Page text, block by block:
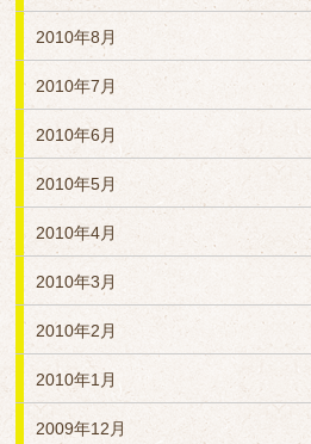
2010年8月
2010年7月
2010年6月
2010年5月
2010年4月
2010年3月
2010年2月
2010年1月
2009年12月